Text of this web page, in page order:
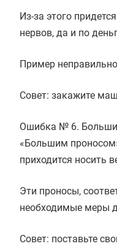
Из-за этого
нервов, да и по
Пример
Совет: закажите
Ошибка № 6.
«Большим
приходится носить
Эти проносы,
необходимые меры
Совет: поставьте